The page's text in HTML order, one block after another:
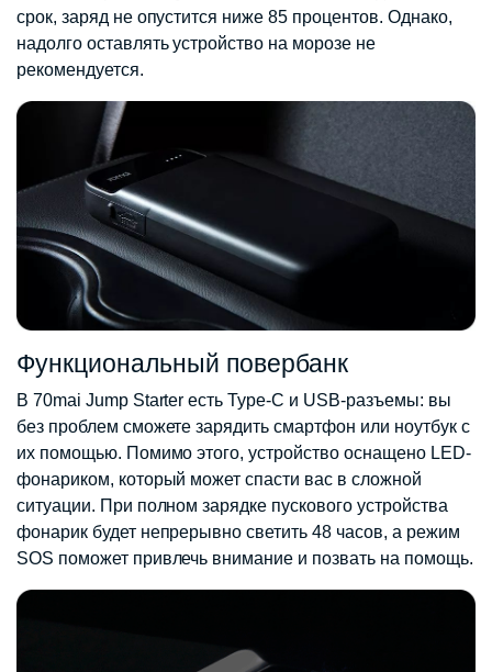
срок, заряд не опустится ниже 85 процентов. Однако,
надолго оставлять устройство на морозе не
рекомендуется.
Функциональный повербанк
В 70mai Jump Starter есть Type-C и USB-разъемы: вы
без проблем сможете зарядить смартфон или ноутбук с
их помощью. Помимо этого, устройство оснащено LED-
фонариком, который может спасти вас в сложной
ситуации. При полном зарядке пускового устройства
фонарик будет непрерывно светить 48 часов, а режим
SOS поможет привлечь внимание и позвать на помощь.